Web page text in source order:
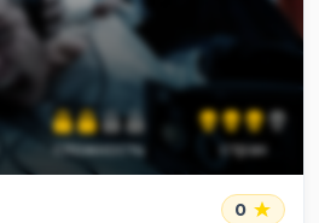
сложность страх
0